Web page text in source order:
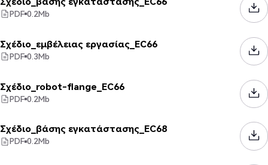
PDF 0.2Mb
Σχέδιο_εμβέλειας εργασίας_EC66
PDF 0.3Mb
Σχέδιο_robot-flange_EC66
PDF 0.2Mb
Σχέδιο_βάσης εγκατάστασης_EC68
PDF 0.2Mb